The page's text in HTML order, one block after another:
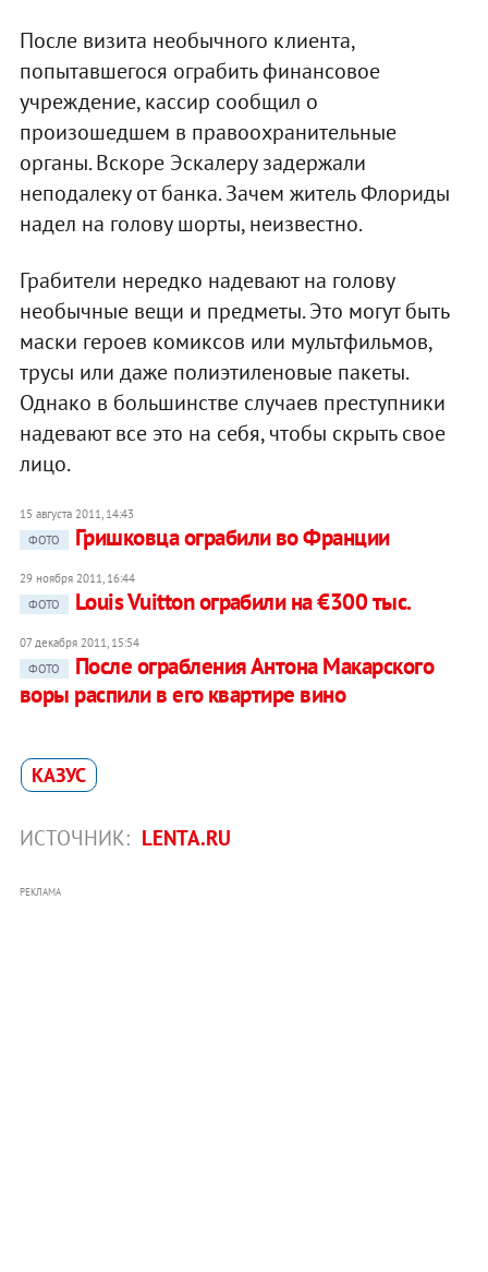
После визита необычного клиента,
попытавшегося ограбить финансовое
учреждение, кассир сообщил о
произошедшем в правоохранительные
органы. Вскоре Эскалеру задержали
неподалеку от банка. Зачем житель Флориды
надел на голову шорты, неизвестно.
Грабители нередко надевают на голову
необычные вещи и предметы. Это могут быть
маски героев комиксов или мультфильмов,
трусы или даже полиэтиленовые пакеты.
Однако в большинстве случаев преступники
надевают все это на себя, чтобы скрыть свое
лицо.
15 августа 2011, 14:43
ФОТО
Гришковца ограбили во Франции
29 ноября 2011, 16:44
ФОТО
Louis Vuitton ограбили на €300 тыс.
07 декабря 2011, 15:54
ФОТО
После ограбления Антона Макарского
воры распили в его квартире вино
КАЗУС
ИСТОЧНИК: LENTA.RU
РЕКЛАМА